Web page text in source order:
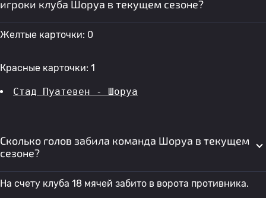
игроки клуба Шоруа в текущем сезоне?
Желтые карточки: 0
Красные карточки: 1
Стад Пуатевен - Шоруа
Сколько голов забила команда Шоруа в текущем
сезоне?
На счету клуба 18 мячей забито в ворота противника.